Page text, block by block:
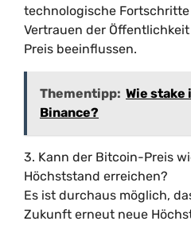
technologische
Vertrauen der
Preis beeinflussen.
Thementipp: Wie stake
Binance?
3. Kann der Bitcoin-Preis
Höchststand erreichen?
Es ist durchaus möglich,
Zukunft erneut neue